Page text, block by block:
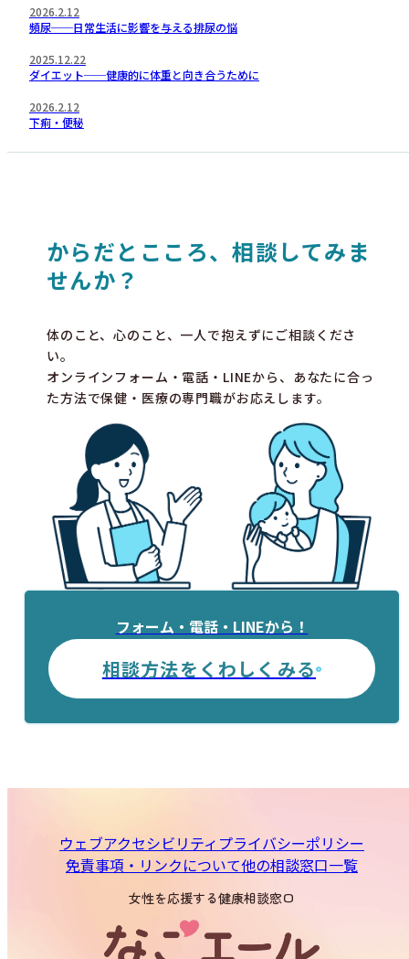
2026.2.12
頻尿──日常生活に影響を与える排尿の悩
2025.12.22
ダイエット──健康的に体重と向き合うために
2026.2.12
下痢・便秘
からだとこころ、相談してみま
せんか？
体のこと、心のこと、一人で抱えずにご相談くださ
い。
オンラインフォーム・電話・LINEから、あなたに合っ
た方法で保健・医療の専門職がお応えします。
フォーム・電話・LINEから！
相談方法をくわしくみる
ウェブアクセシビリティ プライバシーポリシー
免責事項・リンクについて他の相談窓口一覧
女性を応援する健康相談窓口